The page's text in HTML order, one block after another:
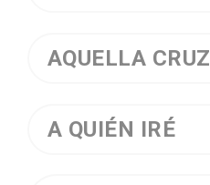
AQUELLA CRUZ
A QUIÉN IRÉ